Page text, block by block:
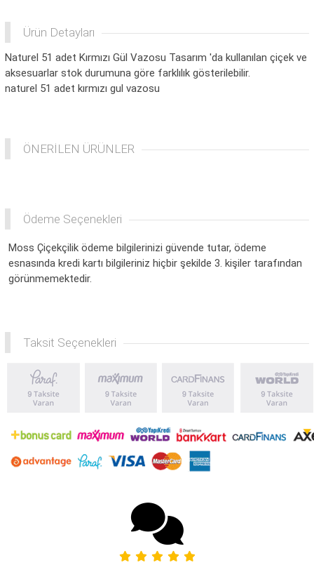
Ürün Detayları
Naturel 51 adet Kırmızı Gül Vazosu Tasarım 'da kullanılan çiçek ve
aksesuarlar stok durumuna göre farklılık gösterilebilir.
naturel 51 adet kırmızı gul vazosu
ÖNERİLEN ÜRÜNLER
Ödeme Seçenekleri
Moss Çiçekçilik ödeme bilgilerinizi güvende tutar, ödeme
esnasında kredi kartı bilgileriniz hiçbir şekilde 3. kişiler tarafından
görünmemektedir.
Taksit Seçenekleri